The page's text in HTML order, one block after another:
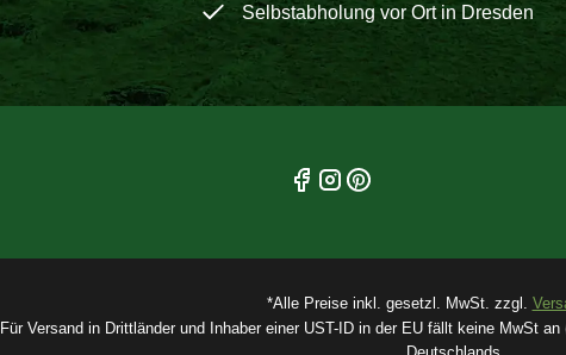
Selbstabholung vor Ort in Dresden
*Alle Preise inkl. gesetzl. MwSt. zzgl.
Für Versand in Drittländer und Inhaber einer UST-ID in der EU fällt keine MwSt